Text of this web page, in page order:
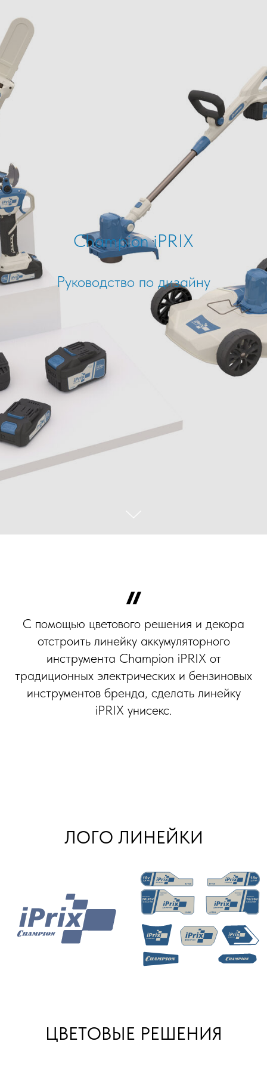
Champion iPRIX
Руководство по дизайну
С помощью цветового решения и декора
отстроить линейку аккумуляторного
инструмента Champion iPRIX от
традиционных электрических и бензиновых
инструментов бренда, сделать линейку
iPRIX унисекс.
ЛОГО ЛИНЕЙКИ
ЦВЕТОВЫЕ РЕШЕНИЯ